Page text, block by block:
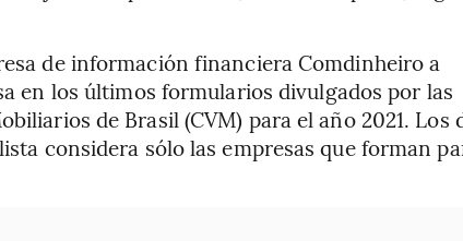
de información financiera Comdinheiro a
en los últimos formularios divulgados por las
de Brasil (CVM) para el año 2021. Los
considera sólo las empresas que forman